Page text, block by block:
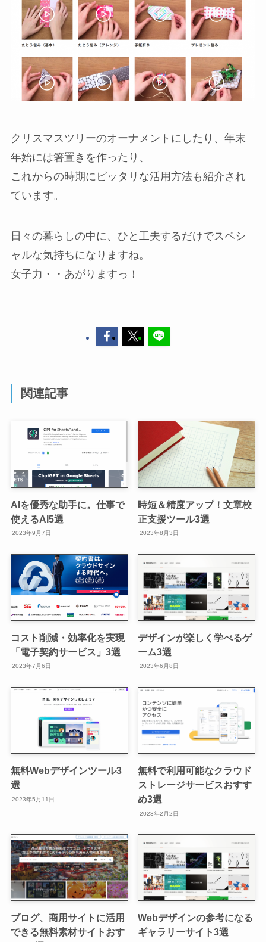
クリスマスツリーのオーナメントにしたり、年末
年始には箸置きを作ったり、
これからの時期にピッタリな活用方法も紹介され
ています。
日々の暮らしの中に、ひと工夫するだけでスペシ
ャルな気持ちになりますね。
女子力・・あがりますっ！
関連記事
AIを優秀な助手に。仕事で
使えるAI5選
2023年9月7日
時短＆精度アップ！文章校
正支援ツール3選
2023年8月3日
コスト削減・効率化を実現
「電子契約サービス」3選
2023年7月6日
デザインが楽しく学べるゲ
ーム3選
2023年6月8日
無料Webデザインツール3
選
2023年5月11日
無料で利用可能なクラウド
ストレージサービスおすす
め3選
2023年2月2日
ブログ、商用サイトに活用
できる無料素材サイトおす
Webデザインの参考になる
ギャラリーサイト3選